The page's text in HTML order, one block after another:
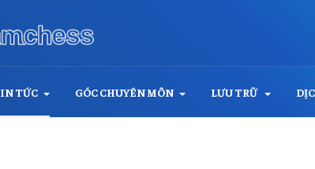
TỨC GÓC CHUYÊN MÔN LƯU TRỮ